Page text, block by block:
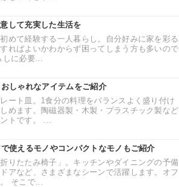
して充実した生活を
めて経験する一人暮らし。自分好みに家を彩る
ればよいかわからず困ってしまう方も多いので
に必要...
しゃれなアイテムをご紹介
ート皿。1食分の料理をバランスよく盛り付け
めます。陶磁器製・木製・プラスチック製など
トです。 ...
使えるモノやコンパクトなモノもご紹介
りたたみ椅子」。キッチンやダイニングの予備
アなど、さまざまなシーンで活躍します。オフ
そこで...